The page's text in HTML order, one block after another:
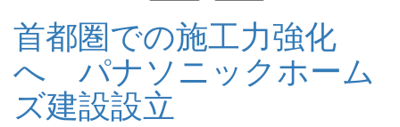
首都圏での施工力強化
へ パナソニックホーム
ズ建設設立